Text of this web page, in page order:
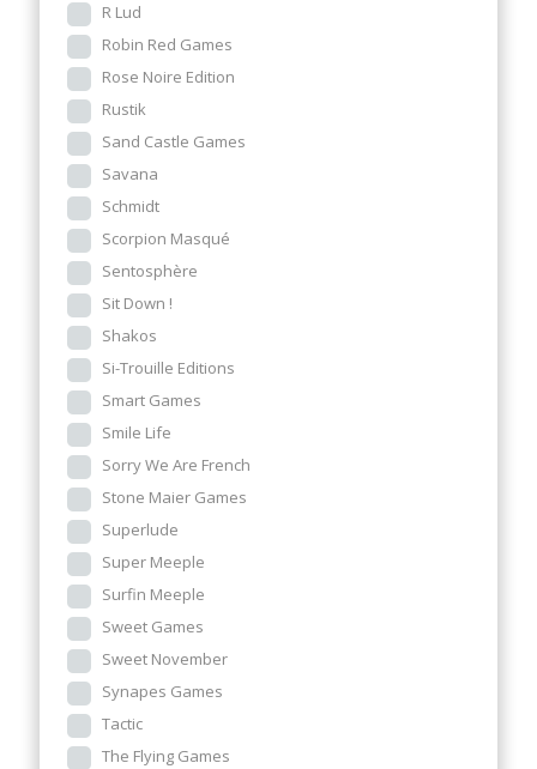
R Lud
Robin Red Games
Rose Noire Edition
Rustik
Sand Castle Games
Savana
Schmidt
Scorpion Masqué
Sentosphère
Sit Down !
Shakos
Si-Trouille Editions
Smart Games
Smile Life
Sorry We Are French
Stone Maier Games
Superlude
Super Meeple
Surfin Meeple
Sweet Games
Sweet November
Synapes Games
Tactic
The Flying Games